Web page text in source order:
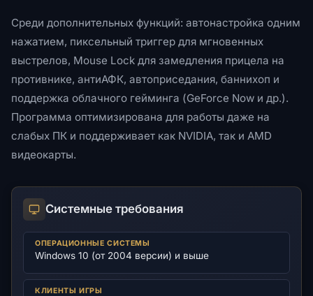
Среди дополнительных функций: автонастройка одним
нажатием, пиксельный триггер для мгновенных
выстрелов, Mouse Lock для замедления прицела на
противнике, антиАФК, автоприседания, баннихоп и
поддержка облачного гейминга (GeForce Now и др.).
Программа оптимизирована для работы даже на
слабых ПК и поддерживает как NVIDIA, так и AMD
видеокарты.
Системные требования
ОПЕРАЦИОННЫЕ СИСТЕМЫ
Windows 10 (от 2004 версии) и выше
КЛИЕНТЫ ИГРЫ